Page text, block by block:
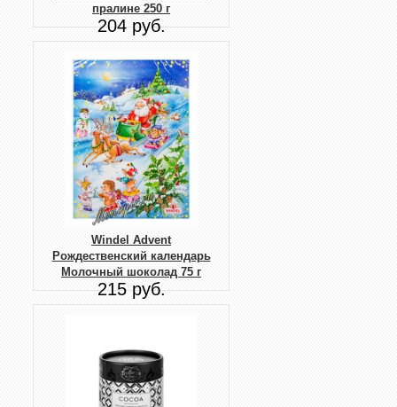
пралине 250 г
204 руб.
Windel Advent
Рождественский календарь
Молочный шоколад 75 г
215 руб.